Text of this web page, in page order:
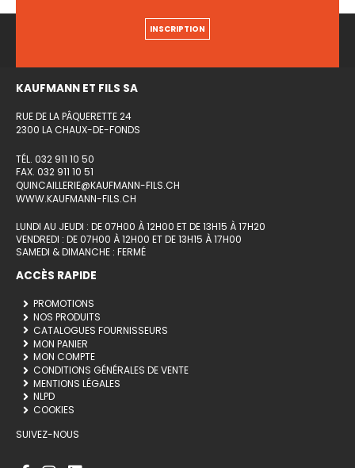
INSCRIPTION
KAUFMANN ET FILS SA
RUE DE LA PÂQUERETTE 24
2300 LA CHAUX-DE-FONDS
TÉL. 032 911 10 50
FAX. 032 911 10 51
QUINCAILLERIE@KAUFMANN-FILS.CH
WWW.KAUFMANN-FILS.CH
LUNDI AU JEUDI : DE 07H00 À 12H00 ET DE 13H15 À 17H20
VENDREDI : DE 07H00 À 12H00 ET DE 13H15 À 17H00
SAMEDI & DIMANCHE : FERMÉ
ACCÈS RAPIDE
PROMOTIONS
NOS PRODUITS
CATALOGUES FOURNISSEURS
MON PANIER
MON COMPTE
CONDITIONS GÉNÉRALES DE VENTE
MENTIONS LÉGALES
NLPD
COOKIES
SUIVEZ-NOUS